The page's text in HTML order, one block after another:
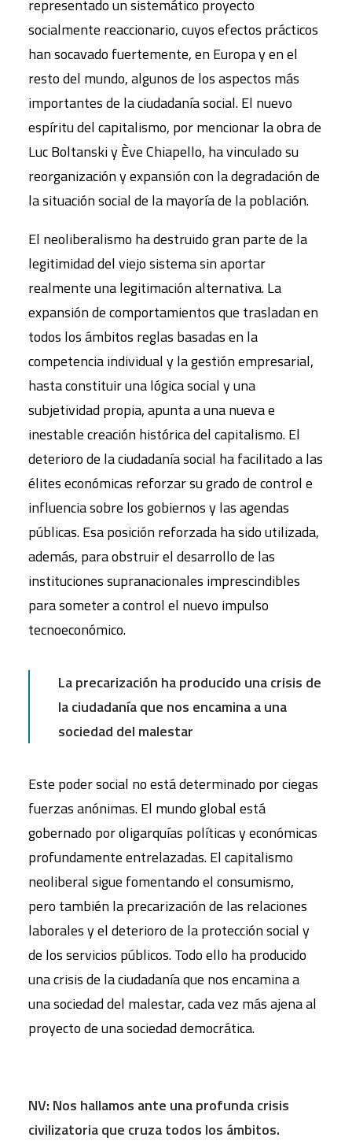
representado un sistemático proyecto
socialmente reaccionario, cuyos efectos prácticos
han socavado fuertemente, en Europa y en el
resto del mundo, algunos de los aspectos más
importantes de la ciudadanía social. El nuevo
espíritu del capitalismo, por mencionar la obra de
Luc Boltanski y Ève Chiapello, ha vinculado su
reorganización y expansión con la degradación de
la situación social de la mayoría de la población.
El neoliberalismo ha destruido gran parte de la
legitimidad del viejo sistema sin aportar
realmente una legitimación alternativa. La
expansión de comportamientos que trasladan en
todos los ámbitos reglas basadas en la
competencia individual y la gestión empresarial,
hasta constituir una lógica social y una
subjetividad propia, apunta a una nueva e
inestable creación histórica del capitalismo. El
deterioro de la ciudadanía social ha facilitado a las
élites económicas reforzar su grado de control e
influencia sobre los gobiernos y las agendas
públicas. Esa posición reforzada ha sido utilizada,
además, para obstruir el desarrollo de las
instituciones supranacionales imprescindibles
para someter a control el nuevo impulso
tecnoeconómico.
La precarización ha producido una crisis de
la ciudadanía que nos encamina a una
sociedad del malestar
Este poder social no está determinado por ciegas
fuerzas anónimas. El mundo global está
gobernado por oligarquías políticas y económicas
profundamente entrelazadas. El capitalismo
neoliberal sigue fomentando el consumismo,
pero también la precarización de las relaciones
laborales y el deterioro de la protección social y
de los servicios públicos. Todo ello ha producido
una crisis de la ciudadanía que nos encamina a
una sociedad del malestar, cada vez más ajena al
proyecto de una sociedad democrática.
NV: Nos hallamos ante una profunda crisis
civilizatoria que cruza todos los ámbitos.